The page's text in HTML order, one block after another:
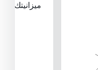
ميزانيتك